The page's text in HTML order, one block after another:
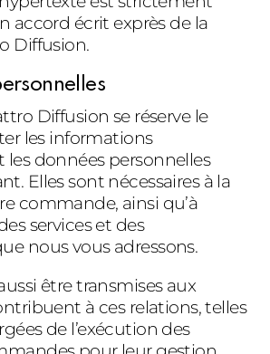
accord écrit exprès de la
Diffusion.
Diffusion se réserve le
les informations
les données personnelles
Elles sont nécessaires à la
commande, ainsi qu’à
services et des
nous vous adressons.
être transmises aux
à ces relations, telles
de l’exécution des